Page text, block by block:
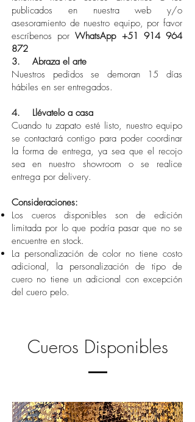
publicados en nuestra web y/o
asesoramiento de nuestro equipo, por favor
escríbenos porWhatsApp +51 914 964
872
3. Abraza el arte
Nuestros pedidos se demoran 15 días
hábiles en ser entregados.
4. Llévatelo a casa
Cuando tu zapato esté listo, nuestro equipo
se contactará contigo para poder coordinar
la forma de entrega, ya sea que el recojo
sea en nuestro showroom o se realice
entrega por delivery.
Consideraciones:
Los cueros disponibles son de edición
limitada por lo que podría pasar que no se
encuentre en stock.
La personalización de color no tiene costo
adicional, la personalización de tipo de
cuero no tiene un adicional con excepción
del cuero pelo.
Cueros Disponibles